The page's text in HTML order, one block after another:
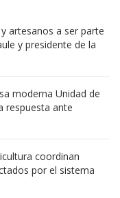
artesanos a ser parte
y presidente de la
moderna Unidad de
respuesta ante
coordinan
por el sistema